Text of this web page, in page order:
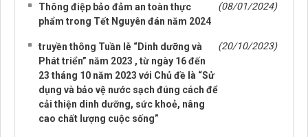
Thông điệp bảo đảm an toàn thực
phẩm trong Tết Nguyên đán năm 2024
(08/01/2024)
truyền thông Tuần lễ “Dinh dưỡng và
Phát triển” năm 2023 , từ ngày 16 đến
23 tháng 10 năm 2023 với Chủ đề là “Sử
dụng và bảo vệ nước sạch đúng cách để
cải thiện dinh dưỡng, sức khoẻ, nâng
cao chất lượng cuộc sống”
(20/10/2023)